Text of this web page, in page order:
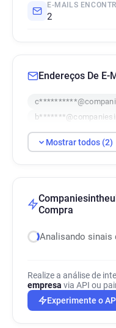
E-MAILS
2
Endereços De E-
Mostrar todos (2)
Compra
Analisando sinais
Realize a análise de
empresa via API ou
Experimente o